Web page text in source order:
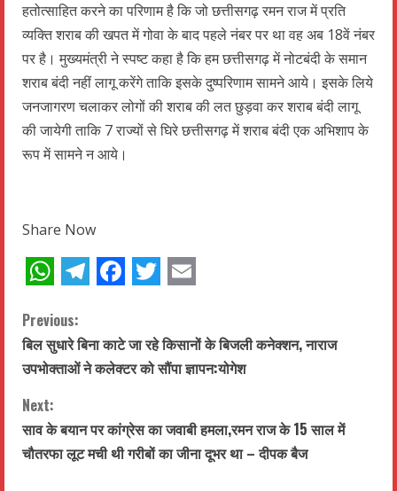
हतोत्साहित करने का परिणाम है कि जो छत्तीसगढ़ रमन राज में प्रति
व्यक्ति शराब की खपत में गोवा के बाद पहले नंबर पर था वह अब 18वें नंबर
पर है। मुख्यमंत्री ने स्पष्ट कहा है कि हम छत्तीसगढ़ में नोटबंदी के समान
शराब बंदी नहीं लागू करेंगे ताकि इसके दुष्परिणाम सामने आये। इसके लिये
जनजागरण चलाकर लोगों की शराब की लत छुड़वा कर शराब बंदी लागू
की जायेगी ताकि 7 राज्यों से घिरे छत्तीसगढ़ में शराब बंदी एक अभिशाप के
रूप में सामने न आये।
Share Now
C
o
n
t
Previous:
बिल सुधारे बिना काटे जा रहे किसानों के बिजली कनेक्शन, नाराज
उपभोक्ताओं ने कलेक्टर को सौंपा ज्ञापन:योगेश
Next:
साव के बयान पर कांग्रेस का जवाबी हमला,रमन राज के 15 साल में
चौतरफा लूट मची थी गरीबों का जीना दूभर था – दीपक बैज